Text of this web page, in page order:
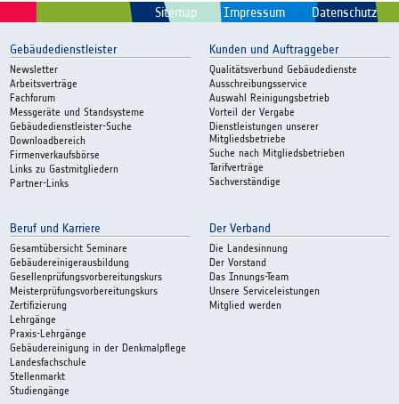
Sitemap Impressum Datenschutz
Gebäudedienstleister
Newsletter
Arbeitsverträge
Fachforum
Messgeräte und Standsysteme
Gebäudedienstleister-Suche
Downloadbereich
Firmenverkaufsbörse
Links zu Gastmitgliedern
Partner-Links
Kunden und Auftraggeber
Qualitätsverbund Gebäudedienste
Ausschreibungsservice
Auswahl Reinigungsbetrieb
Vorteil der Vergabe
Dienstleistungen unserer
Mitgliedsbetriebe
Suche nach Mitgliedsbetrieben
Tarifverträge
Sachverständige
Beruf und Karriere
Gesamtübersicht Seminare
Gebäudereinigerausbildung
Gesellenprüfungsvorbereitungskurs
Meisterprüfungsvorbereitungskurs
Zertifizierung
Lehrgänge
Praxis-Lehrgänge
Gebäudereinigung in der Denkmalpflege
Landesfachschule
Stellenmarkt
Studiengänge
Der Verband
Die Landesinnung
Der Vorstand
Das Innungs-Team
Unsere Serviceleistungen
Mitglied werden